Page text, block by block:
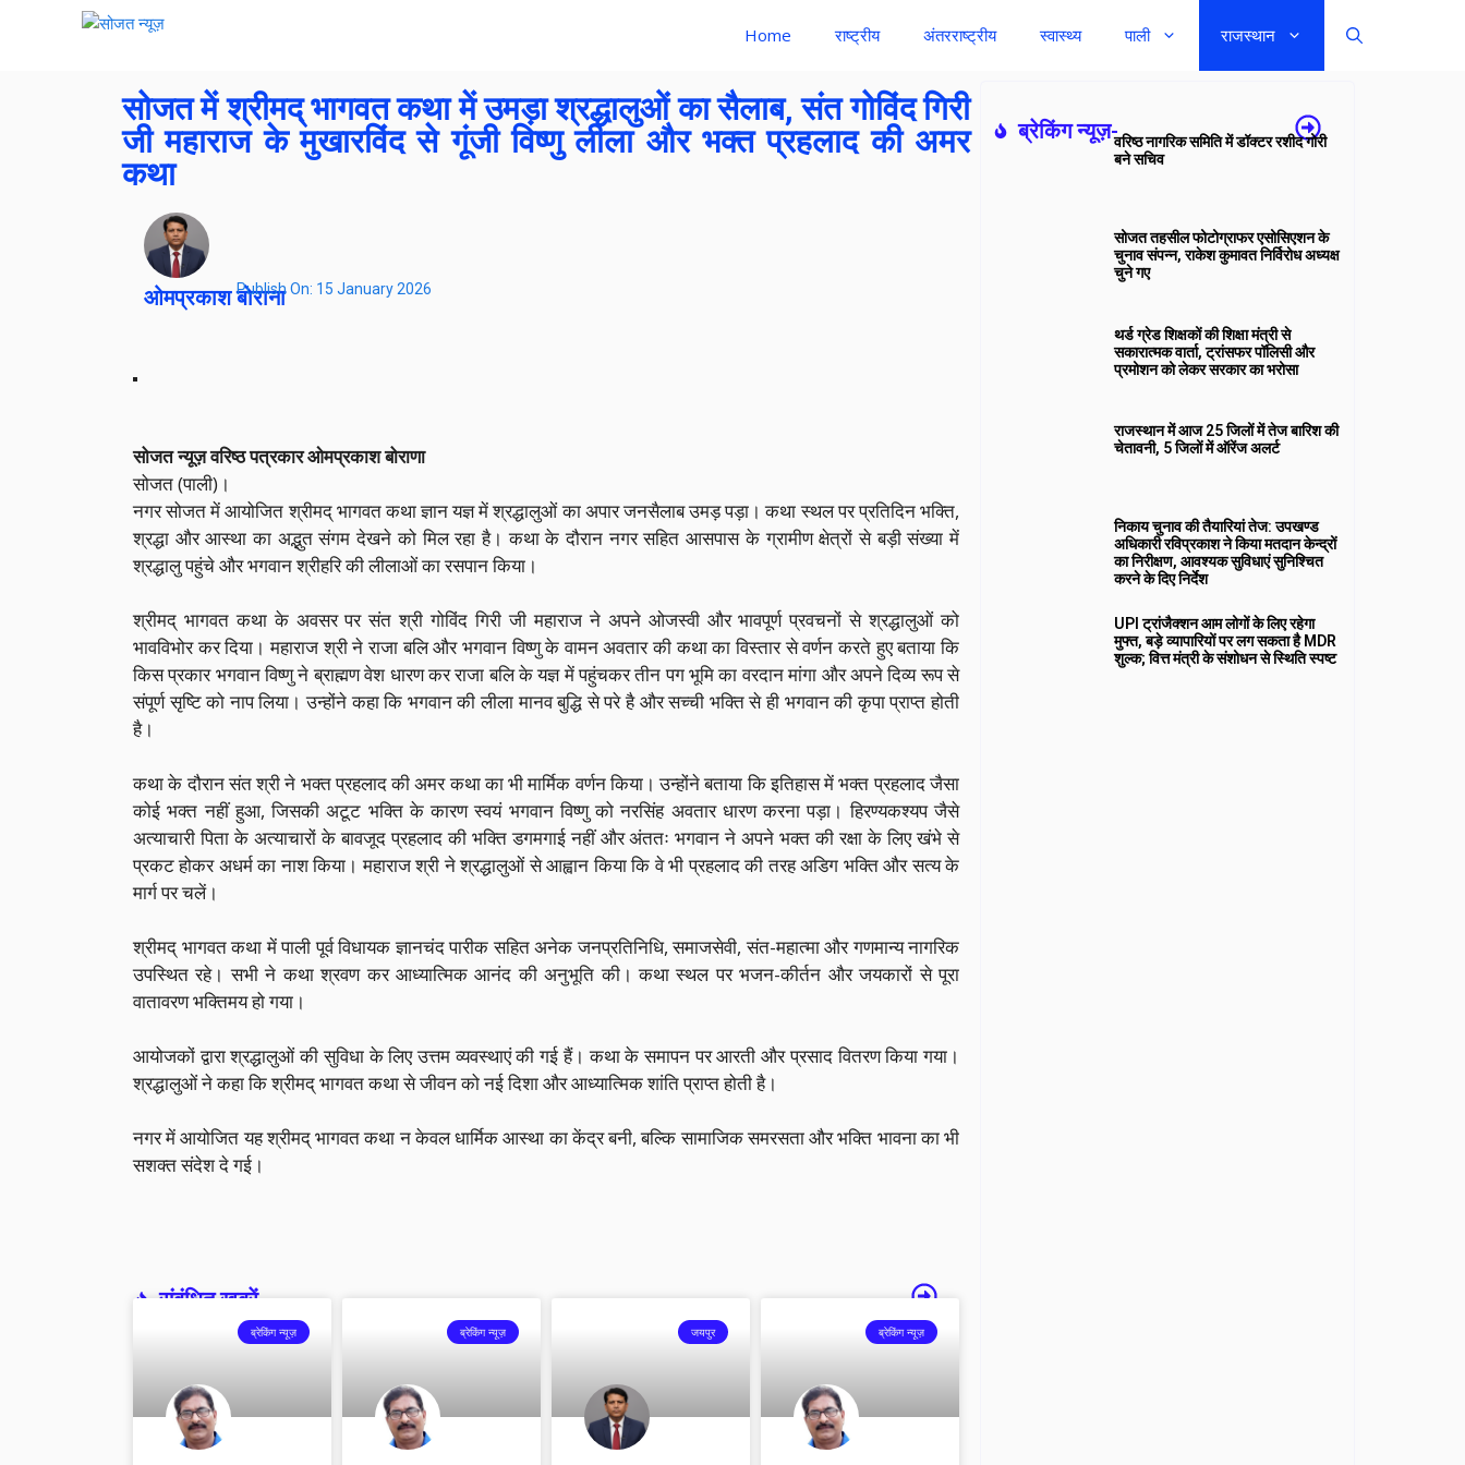
Home राष्ट्रीय अंतरराष्ट्रीय स्वास्थ्य पाली राजस्थान
सोजत में श्रीमद् भागवत कथा में उमड़ा श्रद्धालुओं का सैलाब, संत गोविंद गिरी
जी महाराज के मुखारविंद से गूंजी विष्णु लीला और भक्त प्रहलाद की अमर
कथा
ओमप्रकाश बोराना
Publish On: 15 January 2026
सोजत न्यूज़ वरिष्ठ पत्रकार ओमप्रकाश बोराणा
सोजत (पाली)।
नगर सोजत में आयोजित श्रीमद् भागवत कथा ज्ञान यज्ञ में श्रद्धालुओं का अपार जनसैलाब उमड़ पड़ा। कथा स्थल पर प्रतिदिन भक्ति,
श्रद्धा और आस्था का अद्भुत संगम देखने को मिल रहा है। कथा के दौरान नगर सहित आसपास के ग्रामीण क्षेत्रों से बड़ी संख्या में
श्रद्धालु पहुंचे और भगवान श्रीहरि की लीलाओं का रसपान किया।
श्रीमद् भागवत कथा के अवसर पर संत श्री गोविंद गिरी जी महाराज ने अपने ओजस्वी और भावपूर्ण प्रवचनों से श्रद्धालुओं को
भावविभोर कर दिया। महाराज श्री ने राजा बलि और भगवान विष्णु के वामन अवतार की कथा का विस्तार से वर्णन करते हुए बताया कि
किस प्रकार भगवान विष्णु ने ब्राह्मण वेश धारण कर राजा बलि के यज्ञ में पहुंचकर तीन पग भूमि का वरदान मांगा और अपने दिव्य रूप से
संपूर्ण सृष्टि को नाप लिया। उन्होंने कहा कि भगवान की लीला मानव बुद्धि से परे है और सच्ची भक्ति से ही भगवान की कृपा प्राप्त होती
है।
कथा के दौरान संत श्री ने भक्त प्रहलाद की अमर कथा का भी मार्मिक वर्णन किया। उन्होंने बताया कि इतिहास में भक्त प्रहलाद जैसा
कोई भक्त नहीं हुआ, जिसकी अटूट भक्ति के कारण स्वयं भगवान विष्णु को नरसिंह अवतार धारण करना पड़ा। हिरण्यकश्यप जैसे
अत्याचारी पिता के अत्याचारों के बावजूद प्रहलाद की भक्ति डगमगाई नहीं और अंततः भगवान ने अपने भक्त की रक्षा के लिए खंभे से
प्रकट होकर अधर्म का नाश किया। महाराज श्री ने श्रद्धालुओं से आह्वान किया कि वे भी प्रहलाद की तरह अडिग भक्ति और सत्य के
मार्ग पर चलें।
श्रीमद् भागवत कथा में पाली पूर्व विधायक ज्ञानचंद पारीक सहित अनेक जनप्रतिनिधि, समाजसेवी, संत-महात्मा और गणमान्य नागरिक
उपस्थित रहे। सभी ने कथा श्रवण कर आध्यात्मिक आनंद की अनुभूति की। कथा स्थल पर भजन-कीर्तन और जयकारों से पूरा
वातावरण भक्तिमय हो गया।
आयोजकों द्वारा श्रद्धालुओं की सुविधा के लिए उत्तम व्यवस्थाएं की गई हैं। कथा के समापन पर आरती और प्रसाद वितरण किया गया।
श्रद्धालुओं ने कहा कि श्रीमद् भागवत कथा से जीवन को नई दिशा और आध्यात्मिक शांति प्राप्त होती है।
नगर में आयोजित यह श्रीमद् भागवत कथा न केवल धार्मिक आस्था का केंद्र बनी, बल्कि सामाजिक समरसता और भक्ति भावना का भी
सशक्त संदेश दे गई।
संबंधित खबरें -
ब्रेकिंग न्यूज़ ब्रेकिंग न्यूज़ जयपुर ब्रेकिंग न्यूज़
ब्रेकिंग न्यूज़-वरिष्ठ नागरिक समिति में डॉक्टर रशीद गोरी
बने सचिव
सोजत तहसील फोटोग्राफर एसोसिएशन के
चुनाव संपन्न, राकेश कुमावत निर्विरोध अध्यक्ष
चुने गए
थर्ड ग्रेड शिक्षकों की शिक्षा मंत्री से
सकारात्मक वार्ता, ट्रांसफर पॉलिसी और
प्रमोशन को लेकर सरकार का भरोसा
राजस्थान में आज 25 जिलों में तेज बारिश की
चेतावनी, 5 जिलों में ऑरेंज अलर्ट
निकाय चुनाव की तैयारियां तेज: उपखण्ड
अधिकारी रविप्रकाश ने किया मतदान केन्द्रों
का निरीक्षण, आवश्यक सुविधाएं सुनिश्चित
करने के दिए निर्देश
UPI ट्रांजैक्शन आम लोगों के लिए रहेगा
मुफ्त, बड़े व्यापारियों पर लग सकता है MDR
शुल्क; वित्त मंत्री के संशोधन से स्थिति स्पष्ट